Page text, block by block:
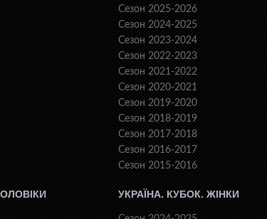
Сезон 2025-2026
Сезон 2024-2025
Сезон 2023-2024
Сезон 2022-2023
Сезон 2021-2022
Сезон 2020-2021
Сезон 2019-2020
Сезон 2018-2019
Сезон 2017-2018
Сезон 2016-2017
Сезон 2015-2016
УКРАЇНА. КУБОК. ЖІНКИ